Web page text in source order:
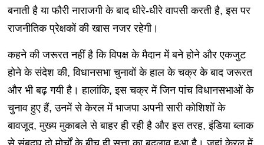
बनाती है या फौरी नाराजगी के बाद धीरे-धीरे वापसी करती है, इस पर
राजनीतिक प्रेक्षकों की खास नजर रहेगी।
कहने की जरूरत नहीं है कि विपक्ष के मैदान में बने होने और एकजुट
होने के संदेश की, विधानसभा चुनावों के हाल के चक्र के बाद जरूरत
और भी बढ़ गयी है। हालांकि, इस चक्र में जिन पांच विधानसभाओं के
चुनाव हुए हैं, उनमें से केरल में भाजपा अपनी सारी कोशिशों के
बावजूद, मुख्य मुकाबले से बाहर ही रही है और इस तरह, इंडिया ब्लाक